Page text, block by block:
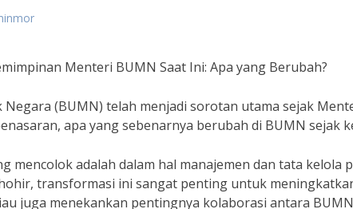
Menteri BUMN Saat Ini: Apa yang Berubah?
(BUMN) telah menjadi sorotan utama sejak
apa yang sebenarnya berubah di BUMN sejak
mencolok adalah dalam hal manajemen dan tata kelola
transformasi ini sangat penting untuk
juga menekankan pentingnya kolaborasi antara